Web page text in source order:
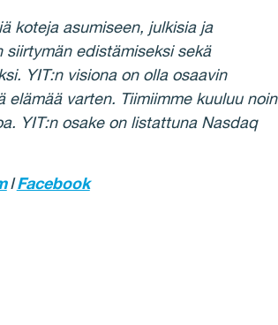
koteja asumiseen, julkisia ja
edistämiseksi sekä
YIT:n visiona on olla osaavin
varten. Tiimiimme kuuluu noin
YIT:n osake on listattuna Nasdaq
IFacebook